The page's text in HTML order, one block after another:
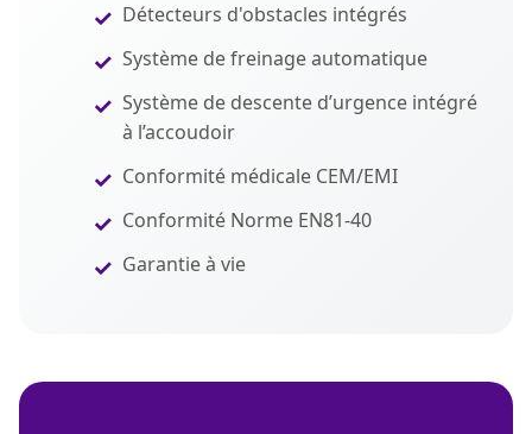
Détecteurs d'obstacles intégrés
Système de freinage automatique
Système de descente d’urgence intégré
à l’accoudoir
Conformité médicale CEM/EMI
Conformité Norme EN81-40
Garantie à vie